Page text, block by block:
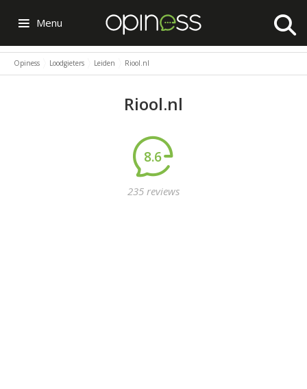
Menu
Opiness Loodgieters Leiden Riool.nl
Riool.nl
8.6
235 reviews